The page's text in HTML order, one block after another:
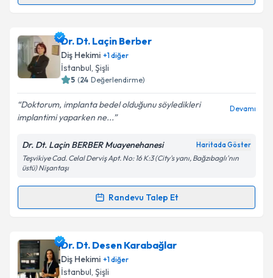
almanız için bir takvim hazırlandığında e-posta ile
bilgilendireceğiz.
E-posta Adresiniz
Metni'ni okudum ve kişisel verilerimin belirtilen
kapsamda işlenmesini kabul ediyorum.
Takvim Talebini Gönder
Dr. Dt. Laçin Berber
Diş Hekimi +1diğer
İstanbul, Şişli
5 (24 Değerlendirme)
Doktorum, implanta bedel olduğunu söyledikleri
implantimi yaparken ne...
Devamı
Dr. Dt. Laçin BERBER Muayenehanesi Haritada Göster
Teşvikiye Cad. Celal Derviş Apt. No: 16 K:3 (City's yanı, Bağzıbaglı'nın
üstü) Nişantaşı
Randevu Talep Et
Randevu Takvimi Talebi
Dr. Dt. Laçin Berberiçin randevu takvimi talebi
oluşturun. Size bu uzmandan randevu almanız için bir
takvim hazırlandığında e-posta ile bilgilendireceğiz.
Dr. Dt. Desen Karabağlar
Diş Hekimi +1diğer
İstanbul, Şişli